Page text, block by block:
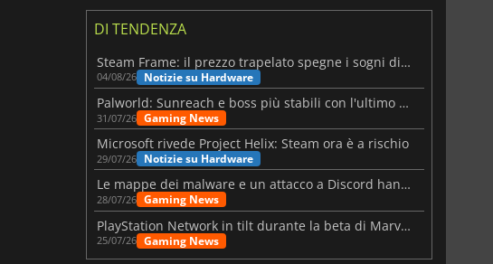
DI TENDENZA
Steam Frame: il prezzo trapelato spegne i sogni di un VR economico
04/08/26 Notizie su Hardware
Palworld: Sunreach e boss più stabili con l'ultimo update
31/07/26 Gaming News
Microsoft rivede Project Helix: Steam ora è a rischio
29/07/26 Notizie su Hardware
Le mappe dei malware e un attacco a Discord hanno colpito Meccha Chameleon
28/07/26 Gaming News
PlayStation Network in tilt durante la beta di Marvel Tōkon
25/07/26 Gaming News